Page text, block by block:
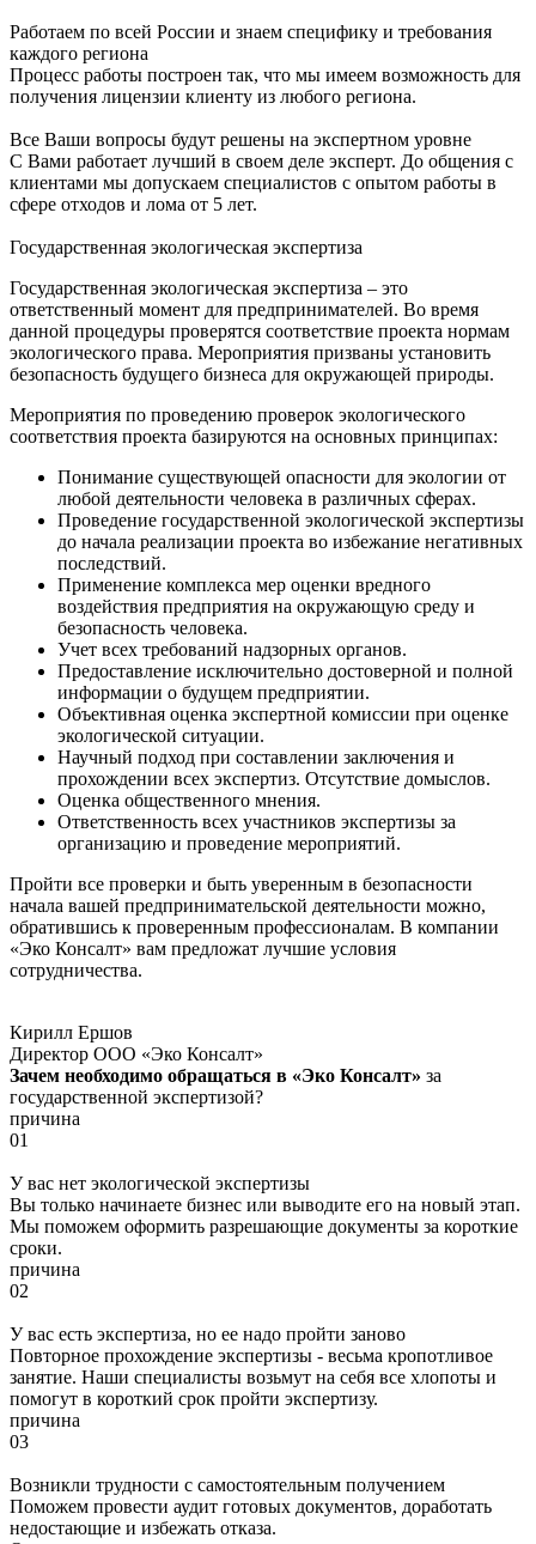
Работаем по всей России и знаем специфику и требования
каждого региона
Процесс работы построен так, что мы имеем возможность для
получения лицензии клиенту из любого региона.
Все Ваши вопросы будут решены на экспертном уровне
С Вами работает лучший в своем деле эксперт. До общения с
клиентами мы допускаем специалистов с опытом работы в
сфере отходов и лома от 5 лет.
Государственная экологическая экспертиза
Государственная экологическая экспертиза – это
ответственный момент для предпринимателей. Во время
данной процедуры проверятся соответствие проекта нормам
экологического права. Мероприятия призваны установить
безопасность будущего бизнеса для окружающей природы.
Мероприятия по проведению проверок экологического
соответствия проекта базируются на основных принципах:
Понимание существующей опасности для экологии от
любой деятельности человека в различных сферах.
Проведение государственной экологической экспертизы
до начала реализации проекта во избежание негативных
последствий.
Применение комплекса мер оценки вредного
воздействия предприятия на окружающую среду и
безопасность человека.
Учет всех требований надзорных органов.
Предоставление исключительно достоверной и полной
информации о будущем предприятии.
Объективная оценка экспертной комиссии при оценке
экологической ситуации.
Научный подход при составлении заключения и
прохождении всех экспертиз. Отсутствие домыслов.
Оценка общественного мнения.
Ответственность всех участников экспертизы за
организацию и проведение мероприятий.
Пройти все проверки и быть уверенным в безопасности
начала вашей предпринимательской деятельности можно,
обратившись к проверенным профессионалам. В компании
«Эко Консалт» вам предложат лучшие условия
сотрудничества.
Кирилл Ершов
Директор ООО «Эко Консалт»
Зачем необходимо обращаться в «Эко Консалт» за
государственной экспертизой?
причина
01
У вас нет экологической экспертизы
Вы только начинаете бизнес или выводите его на новый этап.
Мы поможем оформить разрешающие документы за короткие
сроки.
причина
02
У вас есть экспертиза, но ее надо пройти заново
Повторное прохождение экспертизы - весьма кропотливое
занятие. Наши специалисты возьмут на себя все хлопоты и
помогут в короткий срок пройти экспертизу.
причина
03
Возникли трудности с самостоятельным получением
Поможем провести аудит готовых документов, доработать
недостающие и избежать отказа.